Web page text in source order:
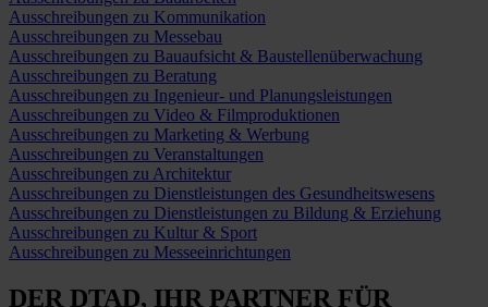
Ausschreibungen zu Kommunikation
Ausschreibungen zu Messebau
Ausschreibungen zu Bauaufsicht & Baustellenüberwachung
Ausschreibungen zu Beratung
Ausschreibungen zu Ingenieur- und Planungsleistungen
Ausschreibungen zu Video & Filmproduktionen
Ausschreibungen zu Marketing & Werbung
Ausschreibungen zu Veranstaltungen
Ausschreibungen zu Architektur
Ausschreibungen zu Dienstleistungen des Gesundheitswesens
Ausschreibungen zu Dienstleistungen zu Bildung & Erziehung
Ausschreibungen zu Kultur & Sport
Ausschreibungen zu Messeeinrichtungen
DER DTAD, IHR PARTNER FÜR